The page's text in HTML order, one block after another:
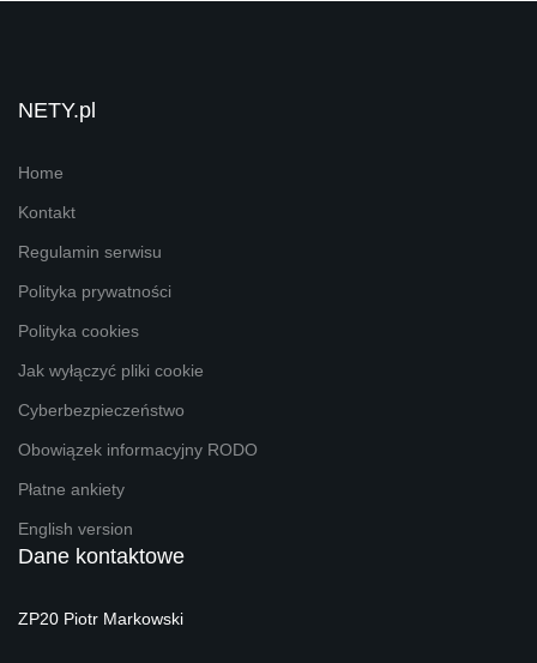
NETY.pl
Home
Kontakt
Regulamin serwisu
Polityka prywatności
Polityka cookies
Jak wyłączyć pliki cookie
Cyberbezpieczeństwo
Obowiązek informacyjny RODO
Płatne ankiety
English version
Dane kontaktowe
ZP20 Piotr Markowski